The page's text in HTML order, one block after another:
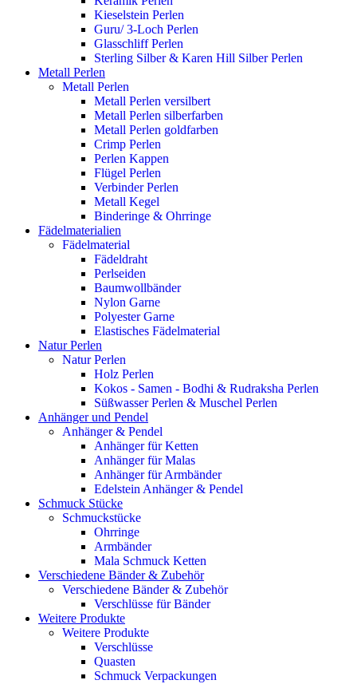
Kieselstein Perlen
Guru/ 3-Loch Perlen
Glasschliff Perlen
Sterling Silber & Karen Hill Silber Perlen
Metall Perlen
Metall Perlen
Metall Perlen versilbert
Metall Perlen silberfarben
Metall Perlen goldfarben
Crimp Perlen
Perlen Kappen
Flügel Perlen
Verbinder Perlen
Metall Kegel
Binderinge & Ohrringe
Fädelmaterialien
Fädelmaterial
Fädeldraht
Perlseiden
Baumwollbänder
Nylon Garne
Polyester Garne
Elastisches Fädelmaterial
Natur Perlen
Natur Perlen
Holz Perlen
Kokos - Samen - Bodhi & Rudraksha Perlen
Süßwasser Perlen & Muschel Perlen
Anhänger und Pendel
Anhänger & Pendel
Anhänger für Ketten
Anhänger für Malas
Anhänger für Armbänder
Edelstein Anhänger & Pendel
Schmuck Stücke
Schmuckstücke
Ohrringe
Armbänder
Mala Schmuck Ketten
Verschiedene Bänder & Zubehör
Verschiedene Bänder & Zubehör
Verschlüsse für Bänder
Weitere Produkte
Weitere Produkte
Verschlüsse
Quasten
Schmuck Verpackungen